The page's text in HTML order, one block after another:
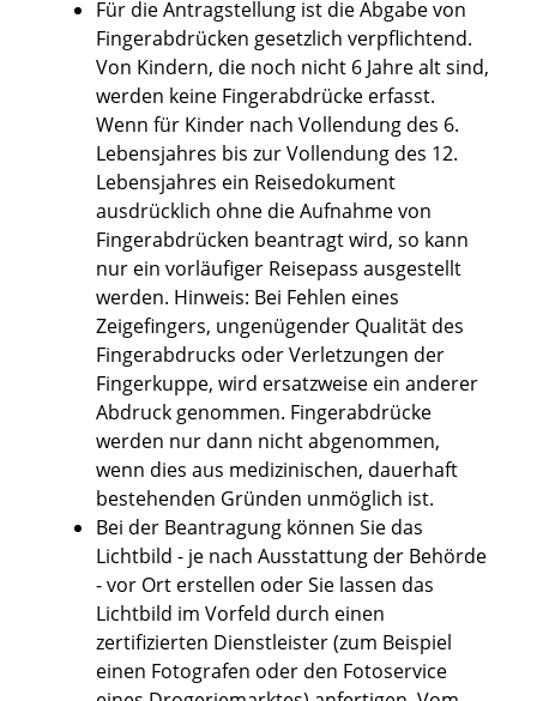
Für die Antragstellung ist die Abgabe von
Fingerabdrücken gesetzlich verpflichtend.
Von Kindern, die noch nicht 6 Jahre alt sind,
werden keine Fingerabdrücke erfasst.
Wenn für Kinder nach Vollendung des 6.
Lebensjahres bis zur Vollendung des 12.
Lebensjahres ein Reisedokument
ausdrücklich ohne die Aufnahme von
Fingerabdrücken beantragt wird, so kann
nur ein vorläufiger Reisepass ausgestellt
werden. Hinweis: Bei Fehlen eines
Zeigefingers, ungenügender Qualität des
Fingerabdrucks oder Verletzungen der
Fingerkuppe, wird ersatzweise ein anderer
Abdruck genommen. Fingerabdrücke
werden nur dann nicht abgenommen,
wenn dies aus medizinischen, dauerhaft
bestehenden Gründen unmöglich ist.
Bei der Beantragung können Sie das
Lichtbild - je nach Ausstattung der Behörde
- vor Ort erstellen oder Sie lassen das
Lichtbild im Vorfeld durch einen
zertifizierten Dienstleister (zum Beispiel
einen Fotografen oder den Fotoservice